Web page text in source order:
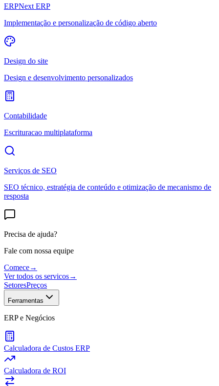
ERPNext ERP
Implementação e personalização de código aberto
Design do site
Design e desenvolvimento personalizados
Contabilidade
Escrituracao multiplataforma
Serviços de SEO
SEO técnico, estratégia de conteúdo e otimização de mecanismo de
resposta
Precisa de ajuda?
Fale com nossa equipe
Comece→
Ver todos os servicos→
SetoresPreços
Ferramentas
ERP e Negócios
Calculadora de Custos ERP
Calculadora de ROI